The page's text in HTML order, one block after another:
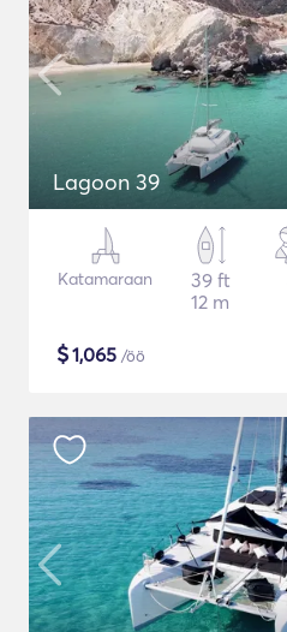
Lagoon 39
Katamaraan
39 ft
12 m
$1,065 /öö